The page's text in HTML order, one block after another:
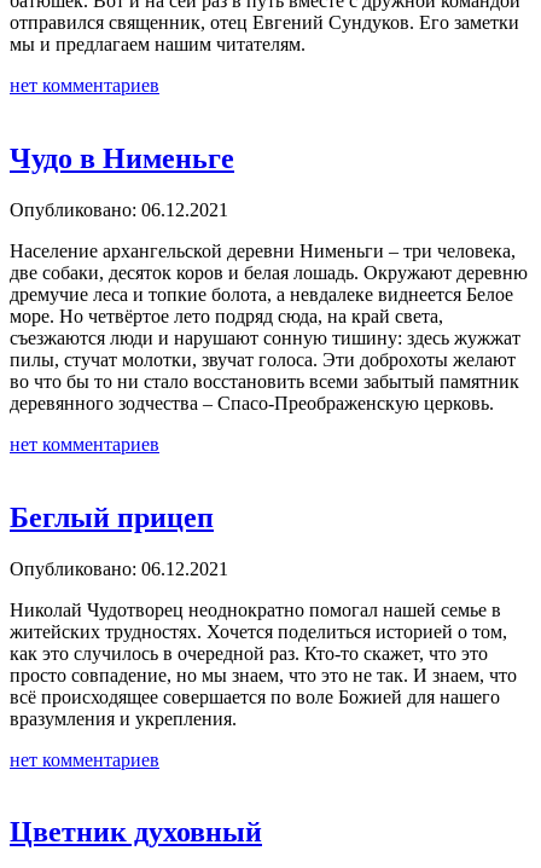
отправился священник, отец Евгений Сундуков. Его заметки
мы и предлагаем нашим читателям.
нет комментариев
Чудо в Нименьге
Опубликовано: 06.12.2021
Население архангельской деревни Нименьги – три человека,
две собаки, десяток коров и белая лошадь. Окружают деревню
дремучие леса и топкие болота, а невдалеке виднеется Белое
море. Но четвёртое лето подряд сюда, на край света,
съезжаются люди и нарушают сонную тишину: здесь жужжат
пилы, стучат молотки, звучат голоса. Эти доброхоты желают
во что бы то ни стало восстановить всеми забытый памятник
деревянного зодчества – Спасо-Преображенскую церковь.
нет комментариев
Беглый прицеп
Опубликовано: 06.12.2021
Николай Чудотворец неоднократно помогал нашей семье в
житейских трудностях. Хочется поделиться историей о том,
как это случилось в очередной раз. Кто-то скажет, что это
просто совпадение, но мы знаем, что это не так. И знаем, что
всё происходящее совершается по воле Божией для нашего
вразумления и укрепления.
нет комментариев
Цветник духовный